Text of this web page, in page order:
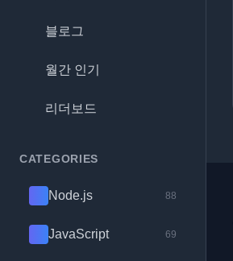
블로그
월간 인기
리더보드
CATEGORIES
Node.js 88
JavaScript 69